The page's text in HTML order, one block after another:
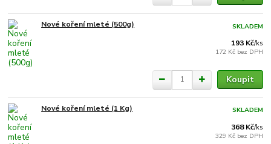
Nové koření mleté (500g)
193 Kč/ks
172 Kč bez DPH
SKLADEM
Koupit
Nové koření mleté (1 Kg)
368 Kč/ks
329 Kč bez DPH
SKLADEM